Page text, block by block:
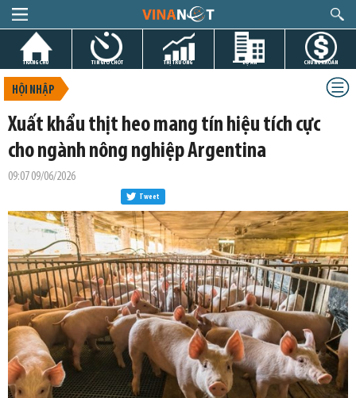
TRANG CHỦ TIN GIỜ CHÓT THỊ TRƯỜNG DỰ ÁN CHỨNG KHOÁN
HỘI NHẬP
Xuất khẩu thịt heo mang tín hiệu tích cực
cho ngành nông nghiệp Argentina
09:07 09/06/2026
Tweet